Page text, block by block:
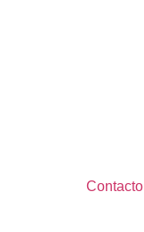
Contacto